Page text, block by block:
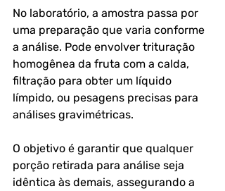
No laboratório, a amostra passa por
uma preparação que varia conforme
a análise. Pode envolver trituração
homogênea da fruta com a calda,
filtração para obter um líquido
límpido, ou pesagens precisas para
análises gravimétricas.
O objetivo é garantir que qualquer
porção retirada para análise seja
idêntica às demais, assegurando a